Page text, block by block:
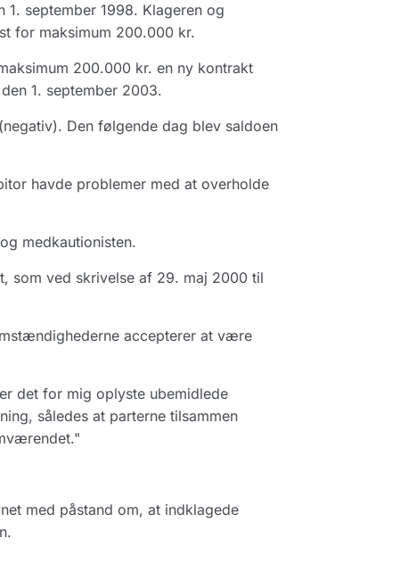
september 1998. Klageren og
for maksimum 200.000 kr.
200.000 kr. en ny kontrakt
1. september 2003.
Den følgende dag blev saldoen
havde problemer med at overholde
medkautionisten.
som ved skrivelse af 29. maj 2000 til
accepterer at være
det for mig oplyste ubemidlede
således at parterne tilsammen
med påstand om, at indklagede